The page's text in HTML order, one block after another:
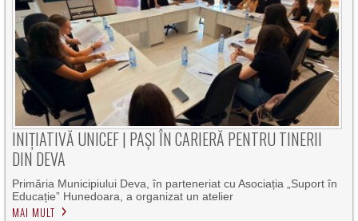
INIȚIATIVĂ UNICEF | PAȘI ÎN CARIERĂ PENTRU TINERII
DIN DEVA
Primăria Municipiului Deva, în parteneriat cu Asociația „Suport în
Educație” Hunedoara, a organizat un atelier
MAI MULT